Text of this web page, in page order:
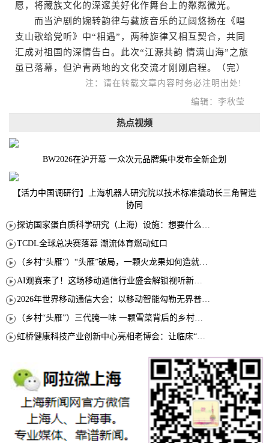
愿，将藏族文化的深邃美好化作舞台上的粼粼微光。
而当沪剧的婉转韵律与藏族音乐的辽阔悠扬在《唱
支山歌给党听》中“相遇”，两种旋律又相互契合，共同
汇成对祖国的深情告白。此次“江源共韵 情满山海”之旅
虽已落幕，但沪青两地的文化交流才刚刚启程。（完）
注：请在转载文章内容时务必注明出处!
编辑：李秋莹
热点视频
BW2026在沪开幕 一众次元品牌集中发布全新企划
【活力中国调研行】上海机器人研究院以技术标准撬动长三角智造
协同
探访国家蛋白质科学研究（上海）设施：想要什么蛋白 AI直接设计合成
TCDL全球总决赛落幕 潮流体育燃动虹口
（乡村“头雁”）“头雁”破局，一颗火龙果如何造就沪上乡村特色产业化路径
AI观赛来了！这场移动通信行业盛会解锁视听新玩法
2026年世界移动通信大会：以移动智能勾勒无界普惠新愿景
（乡村“头雁”）三代腌一味 一颗雪菜背后的乡村致富经
虹桥健康科技产业创新中心亮相老博会：让临床“需求”定义银发经济新生态